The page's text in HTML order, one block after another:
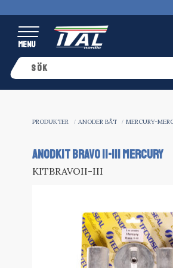
Meny
PRODUKTER ANODER BÅT MERCURY-
ANODKIT BRAVO II-III MERCURY
KITBRAVOII-III